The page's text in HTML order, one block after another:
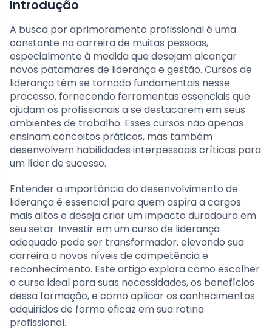
Introdução
A busca por aprimoramento profissional é uma
constante na carreira de muitas pessoas,
especialmente à medida que desejam alcançar
novos patamares de liderança e gestão. Cursos de
liderança têm se tornado fundamentais nesse
processo, fornecendo ferramentas essenciais que
ajudam os profissionais a se destacarem em seus
ambientes de trabalho. Esses cursos não apenas
ensinam conceitos práticos, mas também
desenvolvem habilidades interpessoais críticas para
um líder de sucesso.
Entender a importância do desenvolvimento de
liderança é essencial para quem aspira a cargos
mais altos e deseja criar um impacto duradouro em
seu setor. Investir em um curso de liderança
adequado pode ser transformador, elevando sua
carreira a novos níveis de competência e
reconhecimento. Este artigo explora como escolher
o curso ideal para suas necessidades, os benefícios
dessa formação, e como aplicar os conhecimentos
adquiridos de forma eficaz em sua rotina
profissional.